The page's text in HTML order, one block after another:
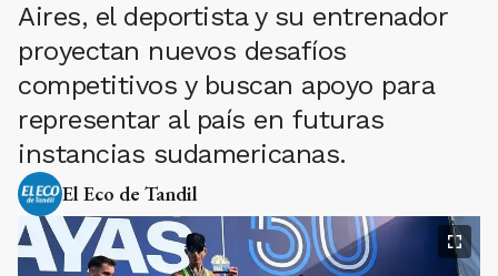
Aires, el deportista y su entrenador
proyectan nuevos desafíos
competitivos y buscan apoyo para
representar al país en futuras
instancias sudamericanas.
El Eco de Tandil